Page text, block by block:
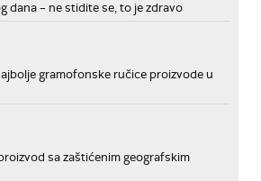
dana – ne stidite se, to je zdravo
gramofonske ručice proizvode u
sa zaštićenim geografskim